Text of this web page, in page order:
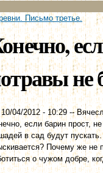
Письмо третье.
не
10/04/2012 - 10:29 --
если барин прост,
в сад будут
Почему же не
о чужом добре,